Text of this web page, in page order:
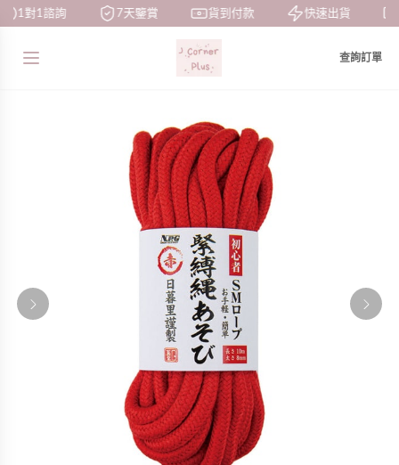
1對1諮詢 7天鑒賞 貨到付款 快速出貨
查詢訂單